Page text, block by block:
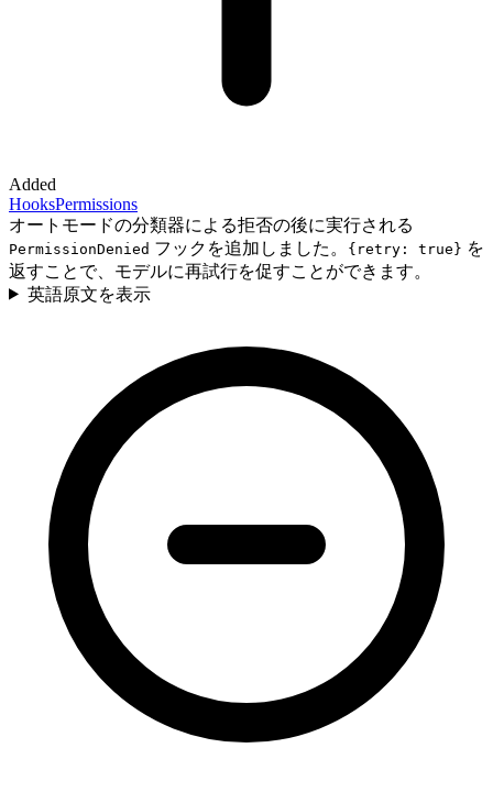
Added
HooksPermissions
オートモードの分類器による拒否の後に実行される
PermissionDenied フックを追加しました。 {retry: true} を
返すことで、モデルに再試行を促すことができます。
英語原文を表示